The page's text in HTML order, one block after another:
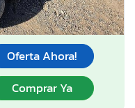
Oferta Ahora!
Comprar Ya